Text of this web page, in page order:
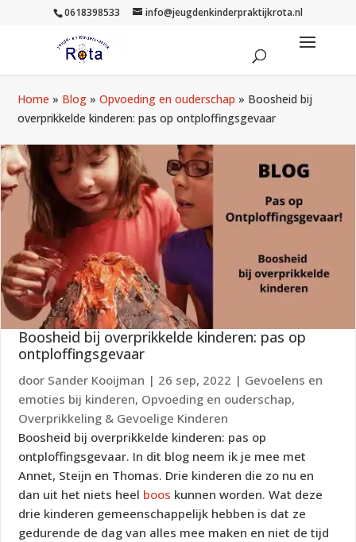
0618398533 info@jeugdenkinderpraktijkrota.nl
Home » Blog »Opvoeding en ouderschap » Boosheid bij
overprikkelde kinderen: pas op ontploffingsgevaar
Boosheid bij overprikkelde kinderen: pas op
ontploffingsgevaar
door Sander Kooijman | 26 sep, 2022 | Gevoelens en
emoties bij kinderen, Opvoeding en ouderschap,
Overprikkeling & Gevoelige Kinderen
Boosheid bij overprikkelde kinderen: pas op
ontploffingsgevaar. In dit blog neem ik je mee met
Annet, Steijn en Thomas. Drie kinderen die zo nu en
dan uit het niets heel boos kunnen worden. Wat deze
drie kinderen gemeenschappelijk hebben is dat ze
gedurende de dag van alles mee maken en niet de tijd